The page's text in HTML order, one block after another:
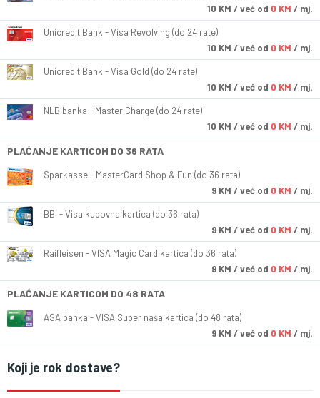
10 KM / već od 0 KM / mj.
Unicredit Bank - Visa Revolving (do 24 rate)
10 KM / već od 0 KM / mj.
Unicredit Bank - Visa Gold (do 24 rate)
10 KM / već od 0 KM / mj.
NLB banka - Master Charge (do 24 rate)
10 KM / već od 0 KM / mj.
PLAĆANJE KARTICOM DO 36 RATA
Sparkasse - MasterCard Shop & Fun (do 36 rata)
9 KM / već od 0 KM / mj.
BBI - Visa kupovna kartica (do 36 rata)
9 KM / već od 0 KM / mj.
Raiffeisen - VISA Magic Card kartica (do 36 rata)
9 KM / već od 0 KM / mj.
PLAĆANJE KARTICOM DO 48 RATA
ASA banka - VISA Super naša kartica (do 48 rata)
9 KM / već od 0 KM / mj.
Koji je rok dostave?